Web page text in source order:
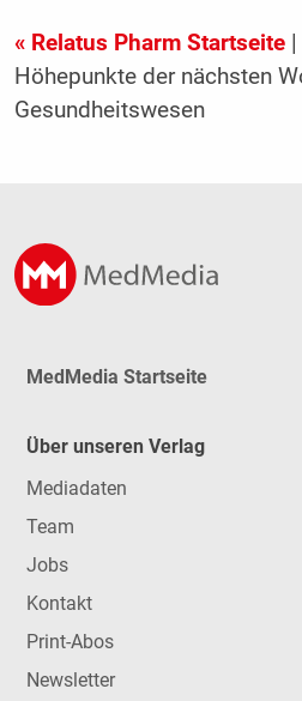
« Relatus Pharm Startseite|
Höhepunkte der nächsten
Gesundheitswesen
MedMedia Startseite
Über unseren Verlag
Mediadaten
Team
Jobs
Kontakt
Print-Abos
Newsletter